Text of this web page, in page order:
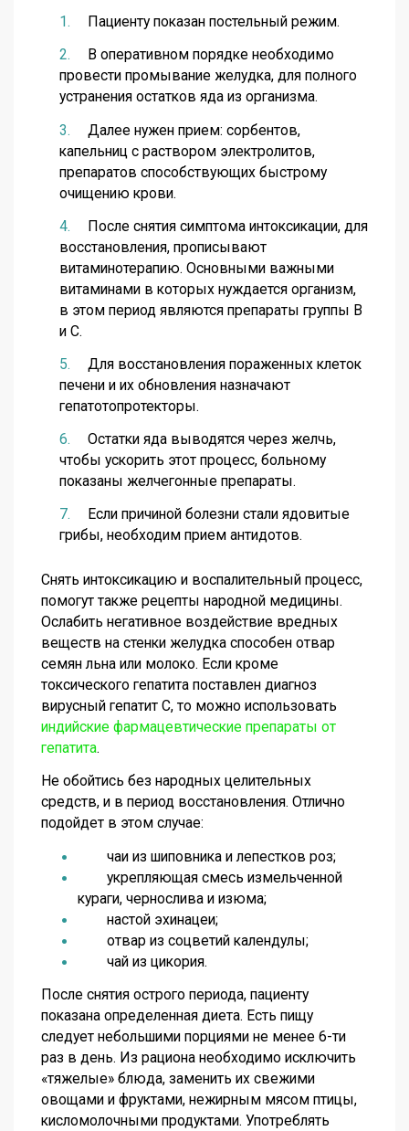
Пациенту показан постельный режим.
В оперативном порядке необходимо
провести промывание желудка, для полного
устранения остатков яда из организма.
Далее нужен прием: сорбентов,
капельниц с раствором электролитов,
препаратов способствующих быстрому
очищению крови.
После снятия симптома интоксикации, для
восстановления, прописывают
витаминотерапию. Основными важными
витаминами в которых нуждается организм,
в этом период являются препараты группы В
и С.
Для восстановления пораженных клеток
печени и их обновления назначают
гепатотопротекторы.
Остатки яда выводятся через желчь,
чтобы ускорить этот процесс, больному
показаны желчегонные препараты.
Если причиной болезни стали ядовитые
грибы, необходим прием антидотов.
Снять интоксикацию и воспалительный процесс,
помогут также рецепты народной медицины.
Ослабить негативное воздействие вредных
веществ на стенки желудка способен отвар
семян льна или молоко. Если кроме
токсического гепатита поставлен диагноз
вирусный гепатит С, то можно использовать
индийские фармацевтические препараты от
гепатита.
Не обойтись без народных целительных
средств, и в период восстановления. Отлично
подойдет в этом случае:
чаи из шиповника и лепестков роз;
укрепляющая смесь измельченной
кураги, чернослива и изюма;
настой эхинацеи;
отвар из соцветий календулы;
чай из цикория.
После снятия острого периода, пациенту
показана определенная диета. Есть пищу
следует небольшими порциями не менее 6-ти
раз в день. Из рациона необходимо исключить
«тяжелые» блюда, заменить их свежими
овощами и фруктами, нежирным мясом птицы,
кисломолочными продуктами. Употреблять